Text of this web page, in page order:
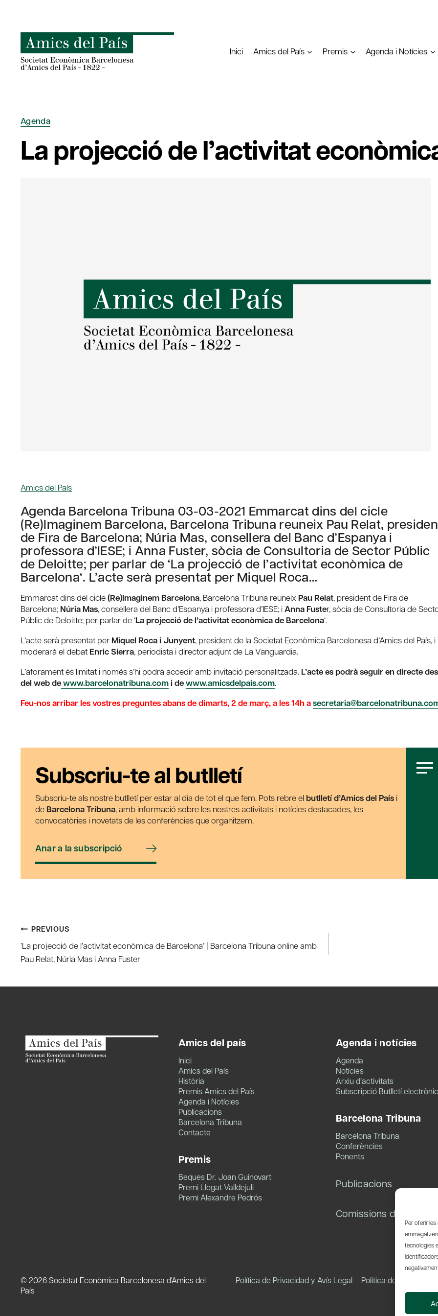
Per oferir
tecnologies
content
Inici
Amics del País Premis Agenda i Notícies
Agenda
La projecció de l’activitat
Amics del País
Agenda Barcelona Tribuna 03-03-2021 Emmarcat dins del cicle
(Re)Imaginem Barcelona, Barcelona Tribuna reuneix Pau Relat,
de Fira de Barcelona; Núria Mas, consellera del Banc d’Espanya i
professora d’IESE; i Anna Fuster, sòcia de Consultoria de Sector Públic
de Deloitte; per parlar de ‘La projecció de l’activitat econòmica de
Barcelona‘. L’acte serà presentat per Miquel Roca…
Emmarcat dins del cicle(Re)Imaginem Barcelona, Barcelona Tribuna reuneix Pau Relat, president de Fira de
Barcelona; Núria Mas, consellera del Banc d’Espanya i professora d’IESE; iAnna Fuster, sòcia de Consultoria de
Públic de Deloitte; per parlar de ‘La projecció de l’activitat econòmica de Barcelona‘.
L’acte serà presentat per Miquel Roca i Junyent, president de la Societat Econòmica Barcelonesa d’Amics del País, i
moderarà el debat Enric Sierra, periodista i director adjunt de La Vanguardia.
L’aforament és limitat i només s’hi podrà accedir amb invitació personalitzada. L’acte es podrà seguir en directe des
del web dewww.barcelonatribuna.comi dewww.amicsdelpais.com.
Feu-nos arribar les vostres preguntes abans de dimarts, 2 de març, a les 14h a
Subscriu-te al butlletí
Subscriu-te als nostre butlletí per estar al dia de tot el que fem. Pots rebre el butlletí d’Amics del País i
de Barcelona Tribuna, amb informació sobre les nostres activitats i notícies destacades, les
convocatòries i novetats de les conferències que organitzem.
Anar a la subscripció
Post
navigation
PREVIOUS
‘La projecció de l’activitat econòmica de Barcelona’ | Barcelona Tribuna online amb
Pau Relat, Núria Mas i Anna Fuster
Amics del país
Inici
Amics del País
Història
Premis Amics del País
Agenda i Notícies
Publicacions
Barcelona Tribuna
Contacte
Premis
Beques Dr. Joan Guinovart
Premi Llegat Valldejuli
Premi Alexandre Pedrós
Agenda i notícies
Agenda
Notícies
Arxiu d’activitats
Subscripció Butlletí electrònic
Barcelona Tribuna
Barcelona Tribuna
Conferències
Ponents
Publicacions
Comissions de treball
© 2026 Societat Econòmica Barcelonesa d'Amics del
País
Política de Privacidad y Avís Legal Política de Cookies